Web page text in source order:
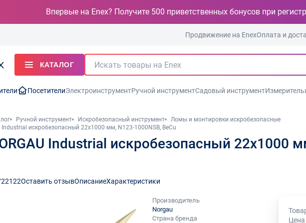
Впервые на Enex? Получите 500 приветственных бонусов при
Продвижение на EnexОплата и
КАТАЛОГ
ПосетителиЭлектроинструментРучной инструментСадовый инструмент
Ручной инструмент Искробезопасный инструмент
Ломы и монтировки искробезопасные
Industrial искробезопасный 22х1000 мм, N123-1000NSB, BeCu
Industrial искробезопасный 22х1000
Оставить отзывОписаниеХарактеристики
Производитель
Norgau
Страна бренда
Цена